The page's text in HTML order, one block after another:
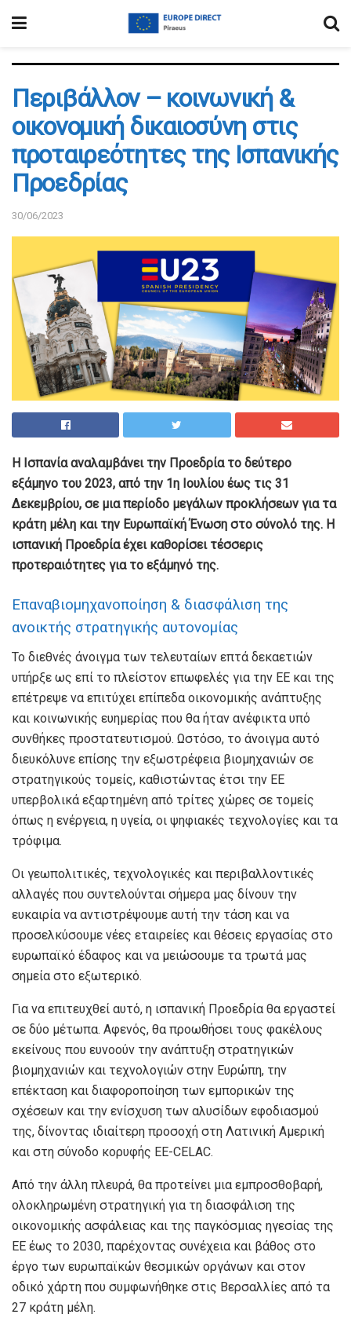
Περιβάλλον – κοινωνική &
οικονομική δικαιοσύνη στις
προταιρεότητες της Ισπανικής
Προεδρίας
30/06/2023
Η Ισπανία αναλαμβάνει την Προεδρία το δεύτερο
εξάμηνο του 2023, από την 1η Ιουλίου έως τις 31
Δεκεμβρίου, σε μια περίοδο μεγάλων προκλήσεων για τα
κράτη μέλη και την Ευρωπαϊκή Ένωση στο σύνολό της. Η
ισπανική Προεδρία έχει καθορίσει τέσσερις
προτεραιότητες για το εξάμηνό της.
Επαναβιομηχανοποίηση & διασφάλιση της
ανοικτής στρατηγικής αυτονομίας
Το διεθνές άνοιγμα των τελευταίων επτά δεκαετιών
υπήρξε ως επί το πλείστον επωφελές για την ΕΕ και της
επέτρεψε να επιτύχει επίπεδα οικονομικής ανάπτυξης
και κοινωνικής ευημερίας που θα ήταν ανέφικτα υπό
συνθήκες προστατευτισμού. Ωστόσο, το άνοιγμα αυτό
διευκόλυνε επίσης την εξωστρέφεια βιομηχανιών σε
στρατηγικούς τομείς, καθιστώντας έτσι την ΕΕ
υπερβολικά εξαρτημένη από τρίτες χώρες σε τομείς
όπως η ενέργεια, η υγεία, οι ψηφιακές τεχνολογίες και τα
τρόφιμα.
Οι γεωπολιτικές, τεχνολογικές και περιβαλλοντικές
αλλαγές που συντελούνται σήμερα μας δίνουν την
ευκαιρία να αντιστρέψουμε αυτή την τάση και να
προσελκύσουμε νέες εταιρείες και θέσεις εργασίας στο
ευρωπαϊκό έδαφος και να μειώσουμε τα τρωτά μας
σημεία στο εξωτερικό.
Για να επιτευχθεί αυτό, η ισπανική Προεδρία θα εργαστεί
σε δύο μέτωπα. Αφενός, θα προωθήσει τους φακέλους
εκείνους που ευνοούν την ανάπτυξη στρατηγικών
βιομηχανιών και τεχνολογιών στην Ευρώπη, την
επέκταση και διαφοροποίηση των εμπορικών της
σχέσεων και την ενίσχυση των αλυσίδων εφοδιασμού
της, δίνοντας ιδιαίτερη προσοχή στη Λατινική Αμερική
και στη σύνοδο κορυφής ΕΕ-CELAC.
Από την άλλη πλευρά, θα προτείνει μια εμπροσθοβαρή,
ολοκληρωμένη στρατηγική για τη διασφάλιση της
οικονομικής ασφάλειας και της παγκόσμιας ηγεσίας της
ΕΕ έως το 2030, παρέχοντας συνέχεια και βάθος στο
έργο των ευρωπαϊκών θεσμικών οργάνων και στον
οδικό χάρτη που συμφωνήθηκε στις Βερσαλλίες από τα
27 κράτη μέλη.